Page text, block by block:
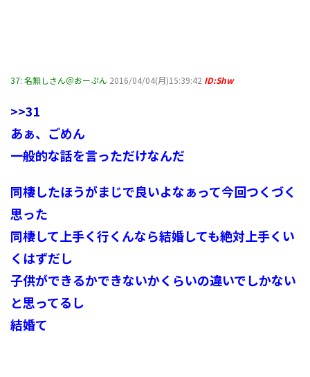
37: 名無しさん＠おーぷん 2016/04/04(月)15:39:42 ID:Shw
>>31
あぁ、ごめん
一般的な話を言っただけなんだ
同棲したほうがまじで良いよなぁって今回つくづく
思った
同棲して上手く行くんなら結婚しても絶対上手くい
くはずだし
子供ができるかできないかくらいの違いでしかない
と思ってるし
結婚て